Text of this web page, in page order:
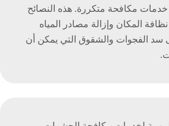
مكافحة متكررة. هذه النصائح
المكان وإزالة مصادر المياه
سد الفجوات والشقوق التي يمكن أن